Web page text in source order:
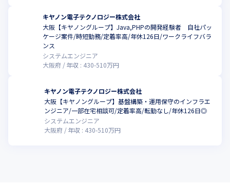
キヤノン電子テクノロジー株式会社
大阪【キヤノングループ】Java,PHPの開発経験者 自社パッ
ケージ案件/時短勤務/定着率高/年休126日/ワークライフバラ
ンス
システムエンジニア
大阪府
年収 : 430-510万円
キヤノン電子テクノロジー株式会社
大阪【キヤノングループ】基盤構築・運用保守のインフラエ
ンジニア/一部在宅相談可/定着率高/転勤なし/年休126日◎
システムエンジニア
大阪府
年収 : 430-510万円